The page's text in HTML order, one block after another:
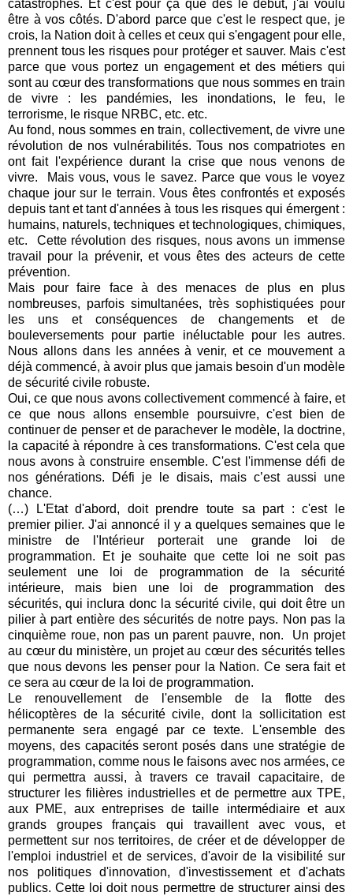
catastrophes. Et c'est pour ça que dès le début, j'ai voulu
être à vos côtés. D'abord parce que c'est le respect que, je
crois, la Nation doit à celles et ceux qui s'engagent pour elle,
prennent tous les risques pour protéger et sauver. Mais c'est
parce que vous portez un engagement et des métiers qui
sont au cœur des transformations que nous sommes en train
de vivre : les pandémies, les inondations, le feu, le
terrorisme, le risque NRBC, etc. etc.
Au fond, nous sommes en train, collectivement, de vivre une
révolution de nos vulnérabilités. Tous nos compatriotes en
ont fait l'expérience durant la crise que nous venons de
vivre. Mais vous, vous le savez. Parce que vous le voyez
chaque jour sur le terrain. Vous êtes confrontés et exposés
depuis tant et tant d'années à tous les risques qui émergent :
humains, naturels, techniques et technologiques, chimiques,
etc. Cette révolution des risques, nous avons un immense
travail pour la prévenir, et vous êtes des acteurs de cette
prévention.
Mais pour faire face à des menaces de plus en plus
nombreuses, parfois simultanées, très sophistiquées pour
les uns et conséquences de changements et de
bouleversements pour partie inéluctable pour les autres.
Nous allons dans les années à venir, et ce mouvement a
déjà commencé, à avoir plus que jamais besoin d'un modèle
de sécurité civile robuste.
Oui, ce que nous avons collectivement commencé à faire, et
ce que nous allons ensemble poursuivre, c'est bien de
continuer de penser et de parachever le modèle, la doctrine,
la capacité à répondre à ces transformations. C'est cela que
nous avons à construire ensemble. C'est l'immense défi de
nos générations. Défi je le disais, mais c’est aussi une
chance.
(…) L'Etat d'abord, doit prendre toute sa part : c'est le
premier pilier. J'ai annoncé il y a quelques semaines que le
ministre de l'Intérieur porterait une grande loi de
programmation. Et je souhaite que cette loi ne soit pas
seulement une loi de programmation de la sécurité
intérieure, mais bien une loi de programmation des
sécurités, qui inclura donc la sécurité civile, qui doit être un
pilier à part entière des sécurités de notre pays. Non pas la
cinquième roue, non pas un parent pauvre, non. Un projet
au cœur du ministère, un projet au cœur des sécurités telles
que nous devons les penser pour la Nation. Ce sera fait et
ce sera au cœur de la loi de programmation.
Le renouvellement de l'ensemble de la flotte des
hélicoptères de la sécurité civile, dont la sollicitation est
permanente sera engagé par ce texte. L'ensemble des
moyens, des capacités seront posés dans une stratégie de
programmation, comme nous le faisons avec nos armées, ce
qui permettra aussi, à travers ce travail capacitaire, de
structurer les filières industrielles et de permettre aux TPE,
aux PME, aux entreprises de taille intermédiaire et aux
grands groupes français qui travaillent avec vous, et
permettent sur nos territoires, de créer et de développer de
l'emploi industriel et de services, d'avoir de la visibilité sur
nos politiques d'innovation, d'investissement et d'achats
publics. Cette loi doit nous permettre de structurer ainsi des